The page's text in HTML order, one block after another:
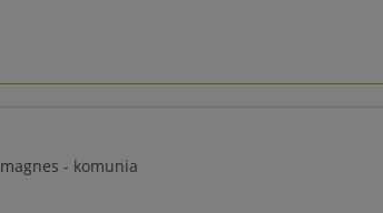
- komunia